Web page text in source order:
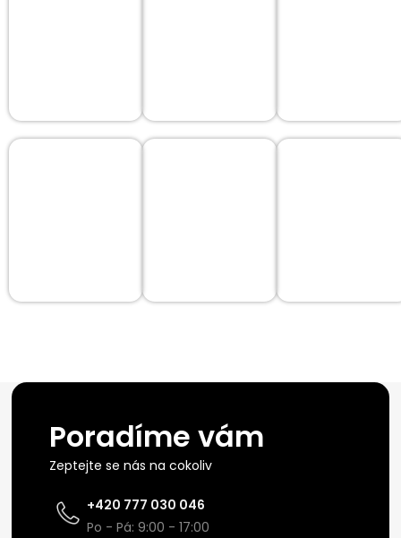
Poradíme vám
Zeptejte se nás na cokoliv
+420 777 030 046
Po - Pá: 9:00 - 17:00